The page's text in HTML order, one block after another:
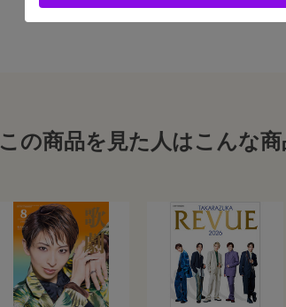
この商品を見た人はこんな